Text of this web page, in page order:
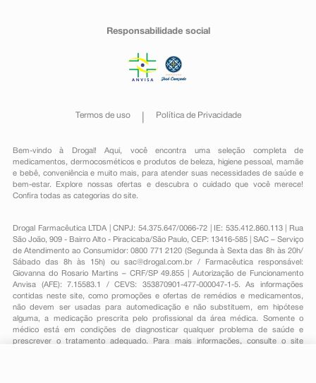
Responsabilidade social
Termos de uso Política de Privacidade
Bem-vindo à Drogal! Aqui, você encontra uma seleção completa de
medicamentos , dermocosméticos e produtos de beleza, higiene pessoal ,mamãe
e bebê, conveniênciae muito mais, para atender suas necessidades de saúde e
bem-estar. Explore nossas ofertas e descubra o cuidado que você merece!
Confira todas as categorias do site.
Drogal Farmacêutica LTDA | CNPJ: 54.375.647/0066-72 | IE: 535.412.860.113 | Rua
São João, 909 - Bairro Alto - Piracicaba/São Paulo, CEP: 13416-585 | SAC – Serviço
de Atendimento ao Consumidor: 0800 771 2120 (Segunda à Sexta das 8h às 20h/
Sábado das 8h às 15h) ou sac@drogal.com.br/ Farmacêutica responsável:
Giovanna do Rosario Martins – CRF/SP 49.855 | Autorização de Funcionamento
Anvisa (AFE): 7.15583.1 / CEVS: 353870901-477-000047-1-5. As informações
contidas neste site, como promoções e ofertas de remédios e medicamentos,
não devem ser usadas para automedicação e não substituem, em hipótese
alguma, a medicação prescrita pelo profissional da área médica. Somente o
médico está em condições de diagnosticar qualquer problema de saúde e
prescrever o tratamento adequado. Para mais informações, consulte o site